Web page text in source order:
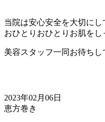
当院は安心安全を大切に
おひとりおひとりお肌を
美容スタッフ一同お待ち
2023年02月06日
恵方巻き